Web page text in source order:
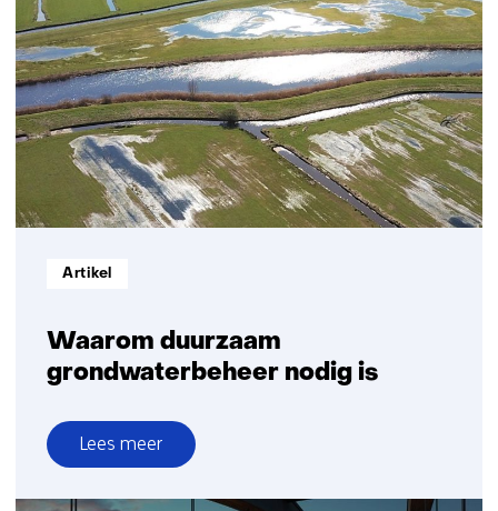
gedragsverandering
helpt
bij
het
energiesysteem
van
morgen
Waarom duurzaam
grondwaterbeheer nodig is
Informatietype:
Artikel
Lees meer
over
Waarom